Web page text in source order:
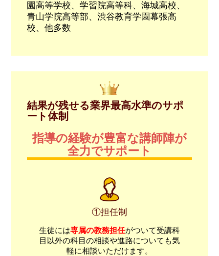
園高等学校、学習院高等科、海城高校、
青山学院高等部、渋谷教育学園幕張高
校、他多数
結果が残せる業界最高水準のサポ
ート体制
指導の経験が豊富な講師陣が
全力でサポート
①担任制
生徒には専属の教務担任がついて受講科
目以外の科目の相談や進路についても気
軽に相談いただけます。